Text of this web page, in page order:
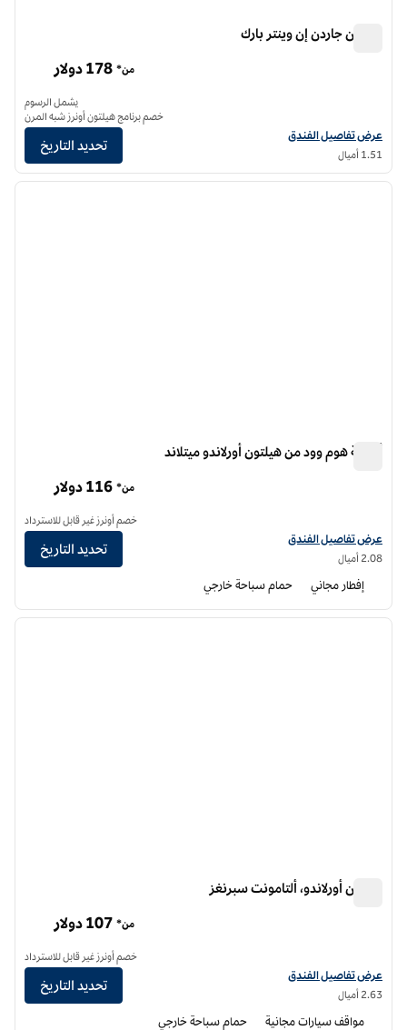
هيلتون جاردن إن وينتر بارك
عرض تفاصيل الفندق لفندق فنادق هيلتون جاردن إن وينتر بارك
عرض تفاصيل الفندق
1.51 أميال
من* 178 دولار
يشمل الرسوم
خصم برنامج هيلتون أونرز شبه المرن
تحديد التاريخ
1
/
12
1 من 12
الصورة
أجنحة هوم وود من هيلتون أورلاندو ميتلاند
عرض تفاصيل الفندق أجنحة هوم وود من هيلتون أورلاندو، ميتلاند
عرض تفاصيل الفندق
2.08 أميال
من* 116 دولار
خصم أونرز غير قابل للاسترداد
تحديد التاريخ
إفطار مجاني حمام سباحة خارجي
1 من 12
الصورة
هيلتون أورلاندو، ألتامونت سبرنغز
عرض تفاصيل الفندق لفندق هيلتون أورلاندو/ألتامونتي سبرينغز
عرض تفاصيل الفندق
2.63 أميال
من* 107 دولار
خصم أونرز غير قابل للاسترداد
تحديد التاريخ
مواقف سيارات مجانية حمام سباحة خارجي